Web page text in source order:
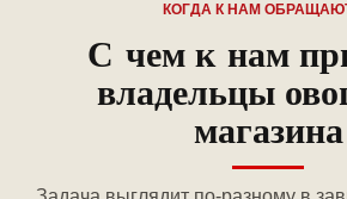
КОГДА К НАМ
С чем к нам
владельцы
магазина